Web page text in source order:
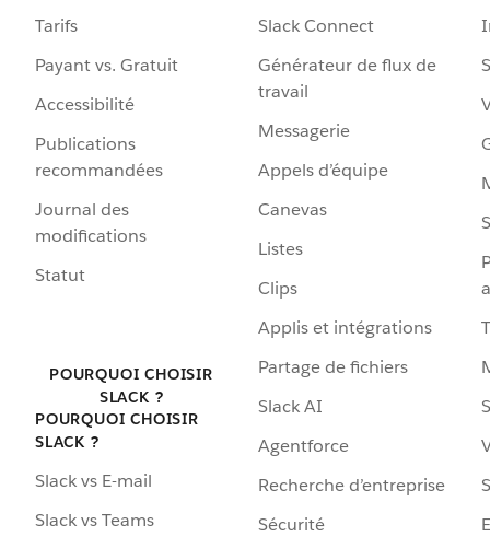
Tarifs
Payant vs. Gratuit
Accessibilité
Publications
recommandées
Journal des
modifications
Statut
POURQUOI CHOISIR
SLACK ?
POURQUOI CHOISIR
SLACK ?
Slack vs E-mail
Slack vs Teams
Slack Connect
Générateur de flux de
travail
Messagerie
Appels d’équipe
Canevas
Listes
Clips
Applis et intégrations
Partage de fichiers
Slack AI
Agentforce
Recherche d’entreprise
Sécurité